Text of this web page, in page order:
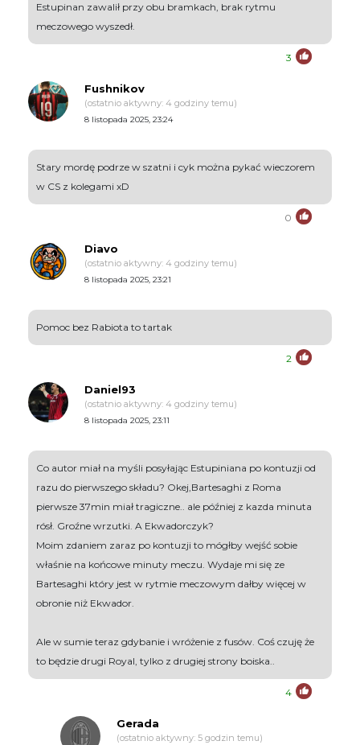
Estupinan zawalił przy obu bramkach, brak rytmu
meczowego wyszedł.
3
Fushnikov
(ostatnio aktywny: 4 godziny temu)
8 listopada 2025, 23:24
Stary mordę podrze w szatni i cyk można pykać wieczorem
w CS z kolegami xD
0
Diavo
(ostatnio aktywny: 4 godziny temu)
8 listopada 2025, 23:21
Pomoc bez Rabiota to tartak
2
Daniel93
(ostatnio aktywny: 4 godziny temu)
8 listopada 2025, 23:11
Co autor miał na myśli posyłając Estupiniana po kontuzji od
razu do pierwszego składu? Okej,Bartesaghi z Roma
pierwsze 37min miał tragiczne.. ale później z kazda minuta
rósł. Groźne wrzutki. A Ekwadorczyk?
Moim zdaniem zaraz po kontuzji to mógłby wejść sobie
właśnie na końcowe minuty meczu. Wydaje mi się ze
Bartesaghi który jest w rytmie meczowym dałby więcej w
obronie niż Ekwador.
Ale w sumie teraz gdybanie i wróżenie z fusów. Coś czuję że
to będzie drugi Royal, tylko z drugiej strony boiska..
4
Gerada
(ostatnio aktywny: 5 godzin temu)